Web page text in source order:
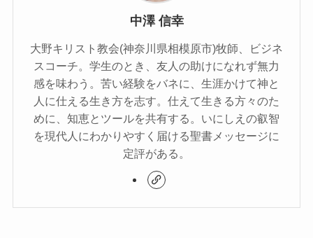
中澤 信幸
大野キリスト教会(神奈川県相模原市)牧師、ビジネ
スコーチ。学生のとき、友人の助けになれず無力
感を味わう。苦い経験をバネに、生涯かけて神と
人に仕える生き方を志す。仕えて生きる方々のた
めに、知恵とツールを共有する。いにしえの叡智
を現代人にわかりやすく届ける聖書メッセージに
定評がある。